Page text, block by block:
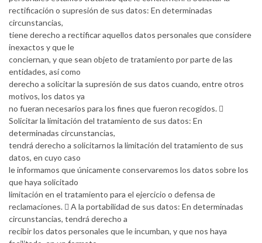
rectificación o supresión de sus datos: En determinadas
circunstancias,
tiene derecho a rectificar aquellos datos personales que considere
inexactos y que le
conciernan, y que sean objeto de tratamiento por parte de las
entidades, así como
derecho a solicitar la supresión de sus datos cuando, entre otros
motivos, los datos ya
no fueran necesarios para los fines que fueron recogidos. 
Solicitar la limitación del tratamiento de sus datos: En
determinadas circunstancias,
tendrá derecho a solicitarnos la limitación del tratamiento de sus
datos, en cuyo caso
le informamos que únicamente conservaremos los datos sobre los
que haya solicitado
limitación en el tratamiento para el ejercicio o defensa de
reclamaciones.  A la portabilidad de sus datos: En determinadas
circunstancias, tendrá derecho a
recibir los datos personales que le incumban, y que nos haya